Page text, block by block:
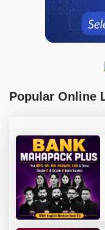
Popular Online